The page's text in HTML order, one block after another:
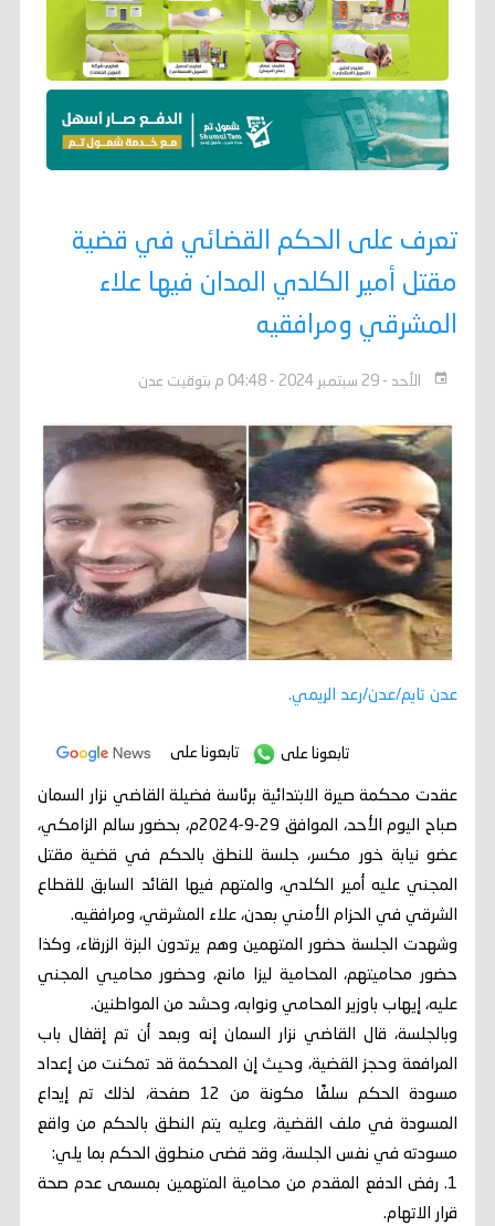
تعرف على الحكم القضائي في قضية
مقتل أمير الكلدي المدان فيها علاء
المشرقي ومرافقيه
الأحد - 29 سبتمبر 2024 - 04:48 م بتوقيت عدن
عدن تايم/عدن/رعد الريمي.
تابعونا على تابعونا على
عقدت محكمة صيرة الابتدائية برئاسة فضيلة القاضي نزار السمان
صباح اليوم الأحد، الموافق 29-9-2024م، بحضور سالم الزامكي،
عضو نيابة خور مكسر، جلسة للنطق بالحكم في قضية مقتل
المجني عليه أمير الكلدي، والمتهم فيها القائد السابق للقطاع
الشرقي في الحزام الأمني بعدن، علاء المشرقي، ومرافقيه.
وشهدت الجلسة حضور المتهمين وهم يرتدون البزة الزرقاء، وكذا
حضور محاميتهم، المحامية ليزا مانع، وحضور محاميي المجني
عليه، إيهاب باوزير المحامي ونوابه، وحشد من المواطنين.
وبالجلسة، قال القاضي نزار السمان إنه وبعد أن تم إقفال باب
المرافعة وحجز القضية، وحيث إن المحكمة قد تمكنت من إعداد
مسودة الحكم سلفًا مكونة من 12 صفحة، لذلك تم إيداع
المسودة في ملف القضية، وعليه يتم النطق بالحكم من واقع
مسودته في نفس الجلسة، وقد قضى منطوق الحكم بما يلي:
1. رفض الدفع المقدم من محامية المتهمين بمسمى عدم صحة
قرار الاتهام.